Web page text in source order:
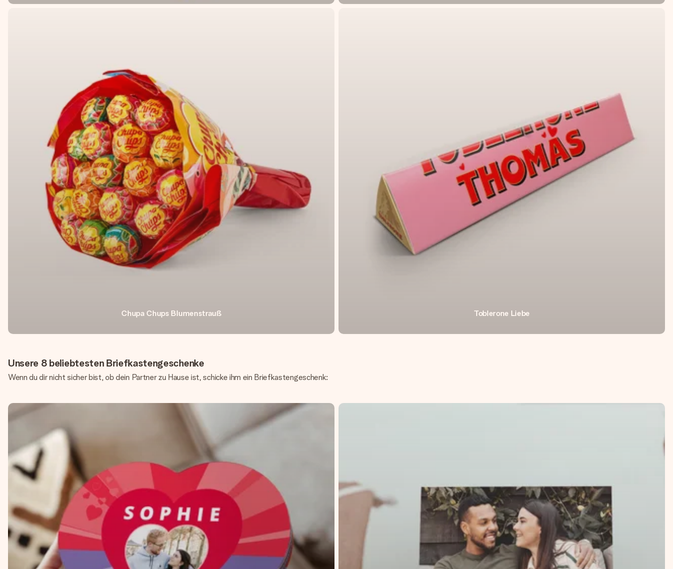
Chupa Chups Blumenstrauß Toblerone Liebe
Unsere 8 beliebtesten Briefkastengeschenke
Wenn du dir nicht sicher bist, ob dein Partner zu Hause ist, schicke ihm ein Briefkastengeschenk: